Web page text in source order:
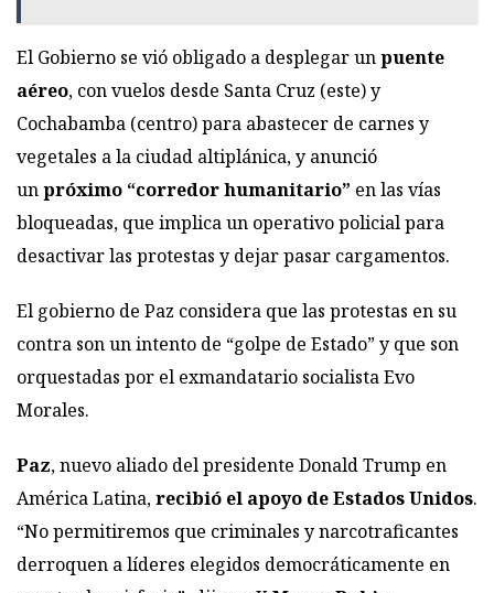
El Gobierno se vió obligado a desplegar unpuente
aéreo, con vuelos desde Santa Cruz (este) y
Cochabamba (centro) para abastecer de carnes y
vegetales a la ciudad altiplánica, y anunció
unpróximo “corredor humanitario” en las vías
bloqueadas, que implica un operativo policial para
desactivar las protestas y dejar pasar cargamentos.
El gobierno de Paz considera que las protestas en su
contra son un intento de “golpe de Estado” y que son
orquestadas por el exmandatario socialista Evo
Morales.
Paz, nuevo aliado del presidente Donald Trump en
América Latina,recibió el apoyo de Estados Unidos.
“No permitiremos que criminales y narcotraficantes
derroquen a líderes elegidos democráticamente en